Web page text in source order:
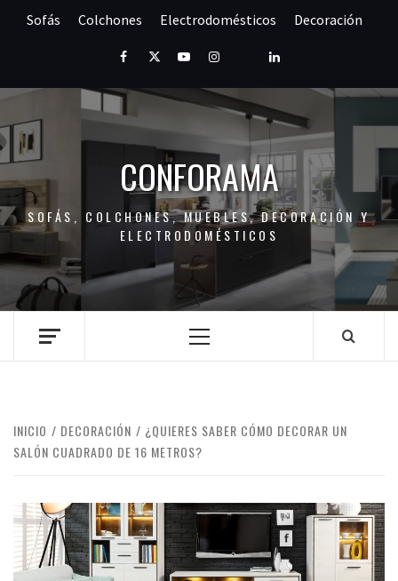
Sofás Colchones Electrodomésticos Decoración
FacebookTwitterYoutubeInstagramPinterestLinkedIn
CONFORAMA
SOFÁS, COLCHONES, MUEBLES, DECORACIÓN Y
ELECTRODOMÉSTICOS
Menú
INICIO DECORACIÓN
¿QUIERES SABER CÓMO DECORAR UN
SALÓN CUADRADO DE 16 METROS?